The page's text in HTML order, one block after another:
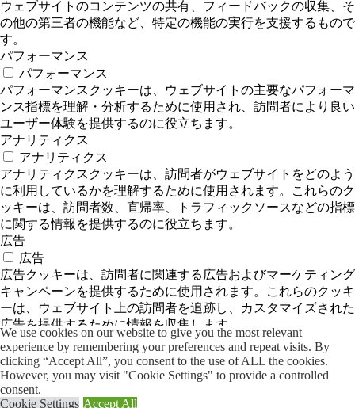
We use cookies on our website to give you the most relevant
experience by remembering your preferences and repeat visits. By
clicking “Accept All”, you consent to the use of ALL the cookies.
However, you may visit "Cookie Settings" to provide a controlled
consent.
Cookie Settings Accept All
ウェブサイトのコンテンツの共有、フィードバックの収集、そ
の他の第三者の機能など、特定の機能の実行を支援するもので
す。
パフォーマンス
パフォーマンス
パフォーマンスクッキーは、ウェブサイトの主要なパフォーマ
ンス指標を理解・分析するために使用され、訪問者により良い
ユーザー体験を提供するのに役立ちます。
アナリティクス
アナリティクス
アナリティクスクッキーは、訪問者がウェブサイトをどのよう
に利用しているかを理解するために使用されます。これらのク
ッキーは、訪問者数、直帰率、トラフィックソースなどの指標
に関する情報を提供するのに役立ちます。
広告
広告
広告クッキーは、訪問者に関連する広告およびマーケティング
キャンペーンを提供するために使用されます。これらのクッキ
ーは、ウェブサイト上の訪問者を追跡し、カスタマイズされた
広告を提供するために情報を収集します。
Others
Others
その他の未分類のクッキーは、分析中のもので、まだカテゴリ
ーに分類されていません。
SAVE & ACCEPT